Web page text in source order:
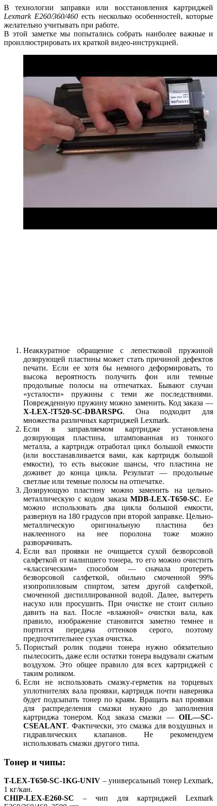
В технологии заправки или восстановления картриджей
Lexmark E260/360/460 есть несколько особенностей, которые
желательно учитывать при работе.
В этой заметке мы попытались собрать наиболее важные и
проиллюстрировать их краткой видео-инструкцией.
Неаккуратное обращение с лепестковой пружиной
дозирующей пластины может стать причиной дефектов
печати. Если ее хотя бы немного деформировать, то
высока вероятность получить фон или темные
продольные полосы на отпечатках. Бывают случаи
«усталости» пружины с теми же последствиями.
Поврежденную пружину можно заменить. Код заказа —
X-LEX-!T520-SC-DBARSPG. Она подходит для
множества различных картриджей Lexmark.
Если в заправляемом картридже установлена
дозирующая пластина, штампованная из тонкого
металла, а картридж отработал цикл большой емкости
(или восстанавливается вами, как картридж большой
емкости), то есть высокие шансы, что пластина не
доживет до конца цикла. Результат — продольные
светлые или темные полосы на отпечатке.
Дозирующую пластину можно заменить на цельно-
металлическую с кодом заказаMDB-LEX-T650-SC. Ее
можно использовать два цикла большой емкости,
развернув на 180 градусов при второй заправке. Цельно-
металлическую оригинальную пластина без
наклеенного на нее поролона тоже можно
разворачивать.
Если вал проявки не очищается сухой безворсовой
салфеткой от налипшего тонера, то его можно очистить
«классическим» способом — сначала протереть
безворсовой салфеткой, обильно смоченной 99%
изопропиловым спиртом, затем другой салфеткой,
смоченной дистиллированной водой. Далее, вытереть
насухо или просушить. При очистке не стоит сильно
давить на вал. После «влажной» очистки вала, как
правило, изображение становится заметно темнее и
портится передача оттенков серого, поэтому
предпочтительнее сухая очистка.
Пористый ролик подачи тонера нужно обязательно
пылесосить, даже если остатки тонера выдували сжатым
воздухом. Это общее правило для всех картриджей с
таким роликом.
Если не использовать смазку-герметик на торцевых
уплотнителях вала проявки, картридж почти наверняка
будет подсыпать тонер по краям. Вращать вал проявки
для распределения смазки нужно до заполнения
картриджа тонером. Код заказа смазки — OIL—SC-
CSEALANT. Фактически, это смазка для воздушных и
гидравлических клапанов. Не рекомендуем
использовать смазки другого типа.
Тонер и чипы:
T-LEX-T650-SC-1KG-UNIV – универсальный тонер Lexmark,
1 кг/кан.
CHIP-LEX-E260-SC – чип для картриджей Lexmark